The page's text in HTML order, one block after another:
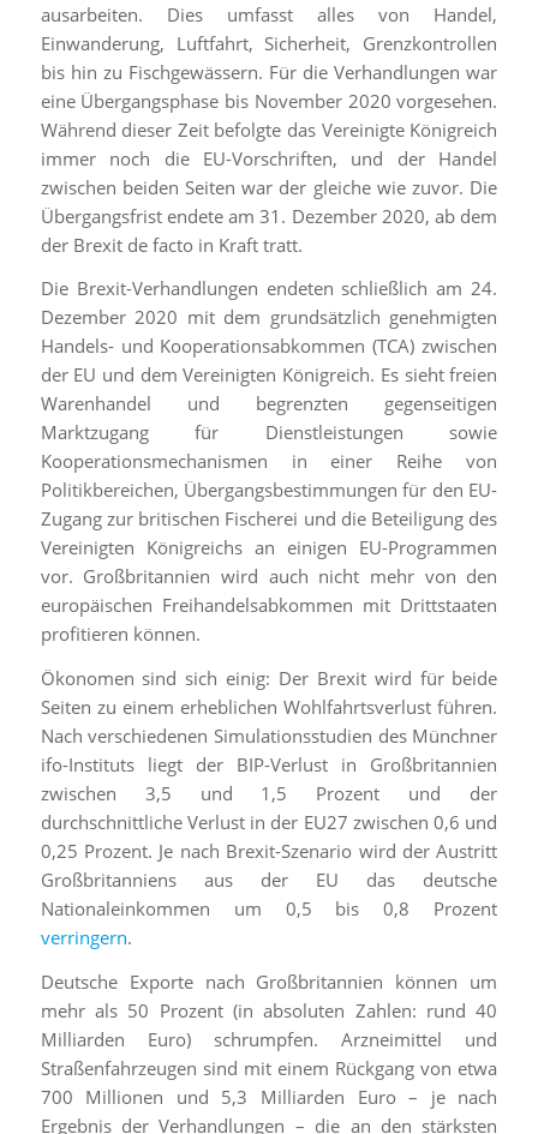
ausarbeiten. Dies umfasst alles von Handel,
Einwanderung, Luftfahrt, Sicherheit, Grenzkontrollen
bis hin zu Fischgewässern. Für die Verhandlungen war
eine Übergangsphase bis November 2020 vorgesehen.
Während dieser Zeit befolgte das Vereinigte Königreich
immer noch die EU-Vorschriften, und der Handel
zwischen beiden Seiten war der gleiche wie zuvor. Die
Übergangsfrist endete am 31. Dezember 2020, ab dem
der Brexit de facto in Kraft tratt.
Die Brexit-Verhandlungen endeten schließlich am 24.
Dezember 2020 mit dem grundsätzlich genehmigten
Handels- und Kooperationsabkommen (TCA) zwischen
der EU und dem Vereinigten Königreich. Es sieht freien
Warenhandel und begrenzten gegenseitigen
Marktzugang für Dienstleistungen sowie
Kooperationsmechanismen in einer Reihe von
Politikbereichen, Übergangsbestimmungen für den EU-
Zugang zur britischen Fischerei und die Beteiligung des
Vereinigten Königreichs an einigen EU-Programmen
vor. Großbritannien wird auch nicht mehr von den
europäischen Freihandelsabkommen mit Drittstaaten
profitieren können.
Ökonomen sind sich einig: Der Brexit wird für beide
Seiten zu einem erheblichen Wohlfahrtsverlust führen.
Nach verschiedenen Simulationsstudien des Münchner
ifo-Instituts liegt der BIP-Verlust in Großbritannien
zwischen 3,5 und 1,5 Prozent und der
durchschnittliche Verlust in der EU27 zwischen 0,6 und
0,25 Prozent. Je nach Brexit-Szenario wird der Austritt
Großbritanniens aus der EU das deutsche
Nationaleinkommen um 0,5 bis 0,8 Prozent
verringern.
Deutsche Exporte nach Großbritannien können um
mehr als 50 Prozent (in absoluten Zahlen: rund 40
Milliarden Euro) schrumpfen. Arzneimittel und
Straßenfahrzeugen sind mit einem Rückgang von etwa
700 Millionen und 5,3 Milliarden Euro – je nach
Ergebnis der Verhandlungen – die an den stärksten